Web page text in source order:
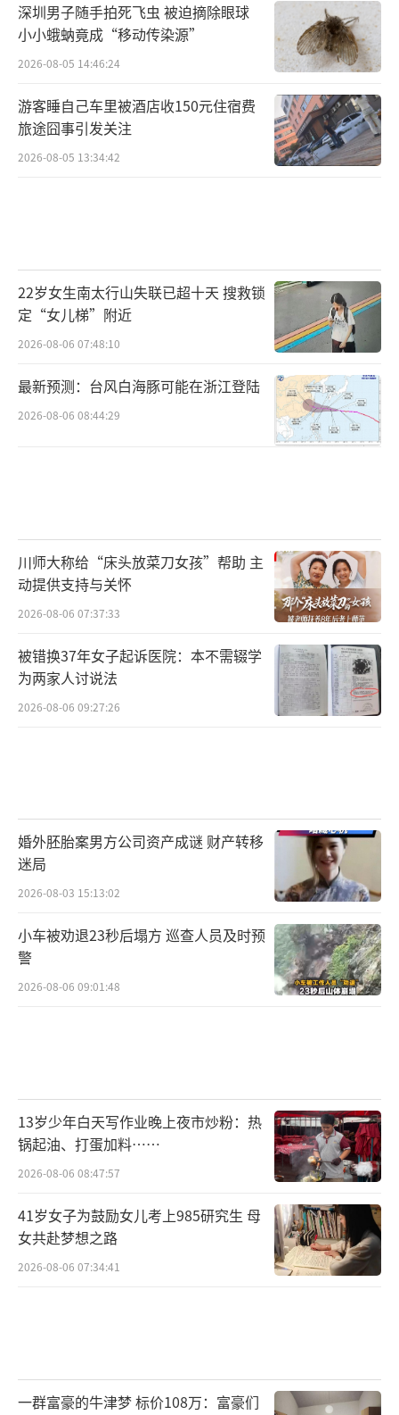
深圳男子随手拍死飞虫 被迫摘除眼球
小小蛾蚋竟成“移动传染源”
2026-08-05 14:46:24
游客睡自己车里被酒店收150元住宿费
旅途囧事引发关注
2026-08-05 13:34:42
22岁女生南太行山失联已超十天 搜救锁
定“女儿梯”附近
2026-08-06 07:48:10
最新预测：台风白海豚可能在浙江登陆
2026-08-06 08:44:29
川师大称给“床头放菜刀女孩”帮助 主
动提供支持与关怀
2026-08-06 07:37:33
被错换37年女子起诉医院：本不需辍学
为两家人讨说法
2026-08-06 09:27:26
婚外胚胎案男方公司资产成谜 财产转移
迷局
2026-08-03 15:13:02
小车被劝退23秒后塌方 巡查人员及时预
警
2026-08-06 09:01:48
13岁少年白天写作业晚上夜市炒粉：热
锅起油、打蛋加料……
2026-08-06 08:47:57
41岁女子为鼓励女儿考上985研究生 母
女共赴梦想之路
2026-08-06 07:34:41
一群富豪的牛津梦 标价108万：富豪们